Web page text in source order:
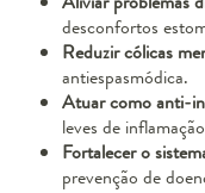
desconfortos
Reduzir cólicas
antiespasmódica.
Atuar como anti-
leves de
Fortalecer o
prevenção de